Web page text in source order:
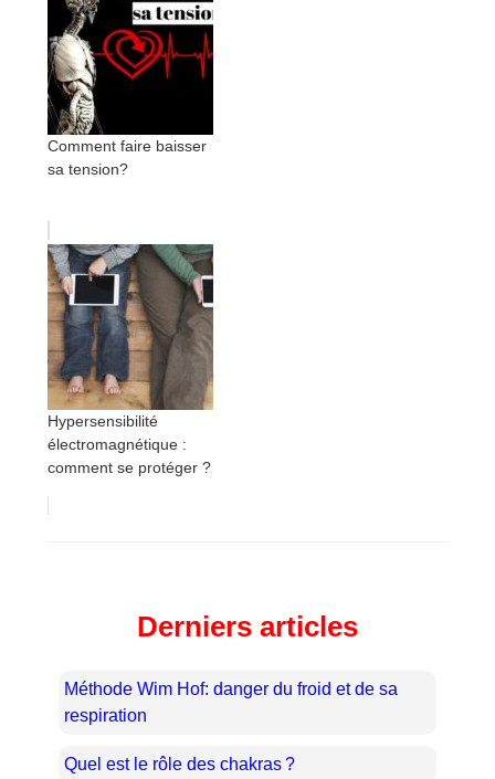
Comment faire baisser
sa tension?
Hypersensibilité
électromagnétique :
comment se protéger ?
Derniers articles
Méthode Wim Hof: danger du froid et de sa
respiration
Quel est le rôle des chakras ?